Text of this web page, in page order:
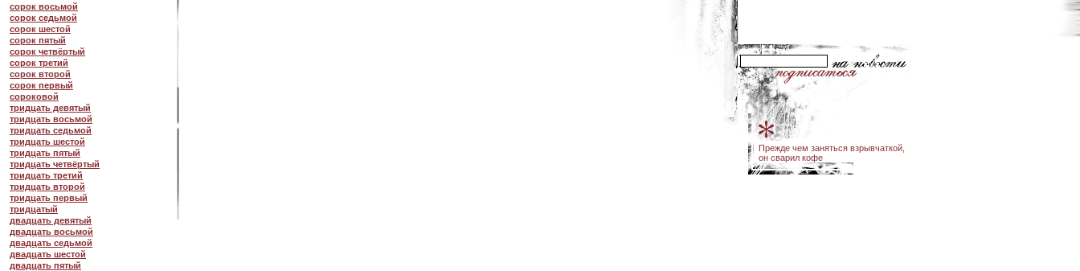
сорок восьмой
сорок седьмой
сорок шестой
сорок пятый
сорок четвёртый
сорок третий
сорок второй
сорок первый
сороковой
тридцать девятый
тридцать восьмой
тридцать седьмой
тридцать шестой
тридцать пятый
тридцать четвёртый
тридцать третий
тридцать второй
тридцать первый
тридцатый
двадцать девятый
двадцать восьмой
двадцать седьмой
двадцать шестой
двадцать пятый
Прежде чем заняться взрывчаткой,
он сварил кофе